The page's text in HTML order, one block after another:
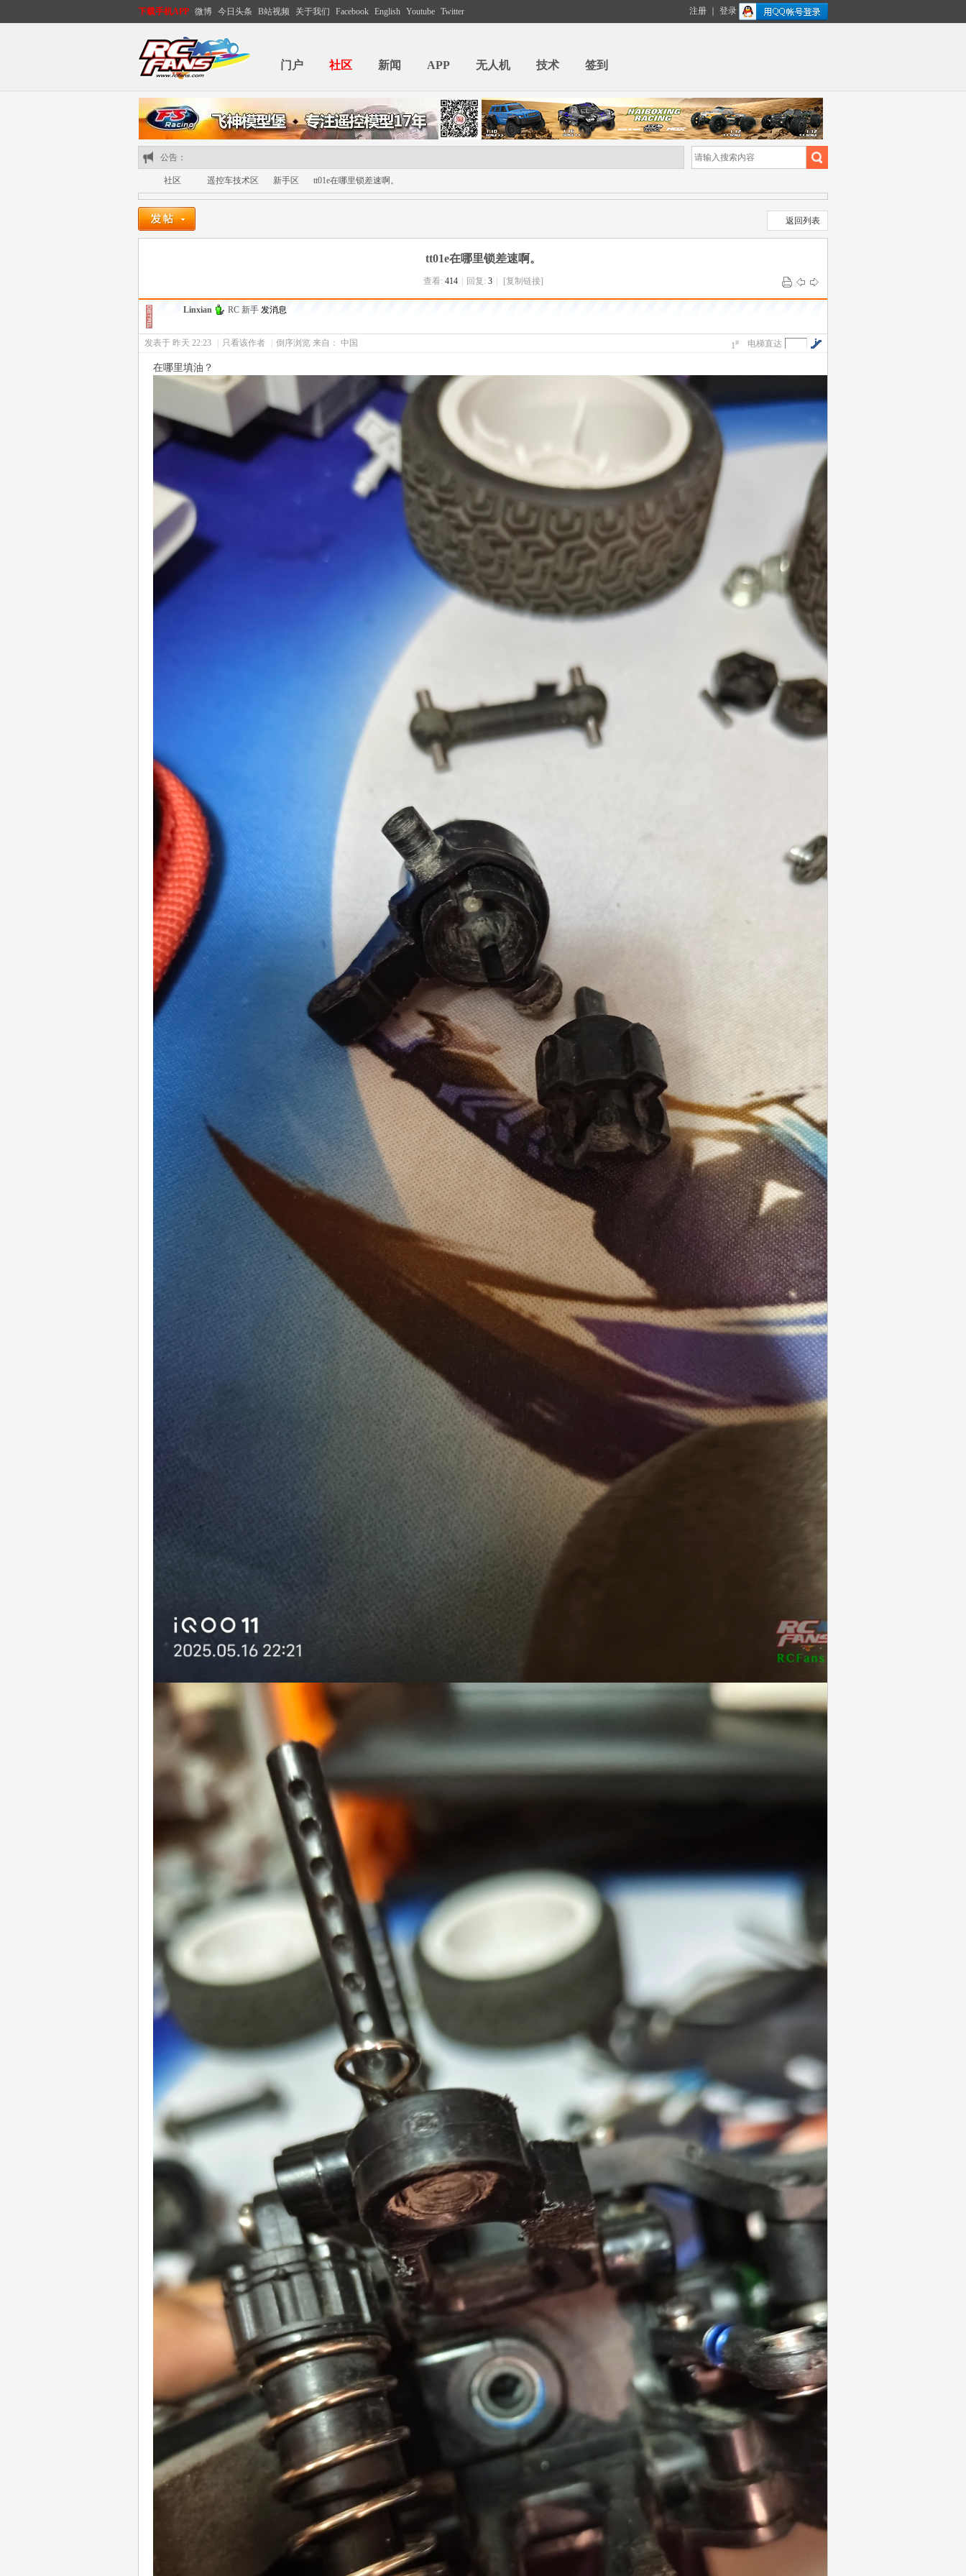
下载手机APP 微博 今日头条 B站视频 关于我们 Facebook English Youtube Twitter 注册 登录
门户 社区 新闻 APP 无人机 技术 签到
公告：
社区 遥控车技术区 新手区 tt01e在哪里锁差速啊。
返回列表
tt01e在哪里锁差速啊。
查看: 414 回复: 3 [复制链接]
Linxian RC 新手 发消息
电梯直达
1#
发表于 昨天 22:23 只看该作者 倒序浏览 来自： 中国
在哪里填油？